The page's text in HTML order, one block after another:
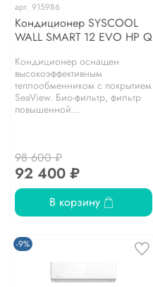
арт. 915986
Кондиционер SYSCOOL
WALL SMART 12 EVO HP Q
Кондиционер оснащен
высокоэффективным
теплообменником с покрытием
SeaView. Био-фильтр, фильтр
повышенной...
98 600 ₽
92 400 ₽
В корзину
-9%